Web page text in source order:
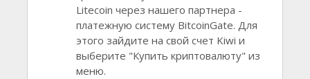
Litecoin через нашего партнера -
платежную систему BitcoinGate. Для
этого зайдите на свой счет Kiwi и
выберите "Купить криптовалюту" из
меню.